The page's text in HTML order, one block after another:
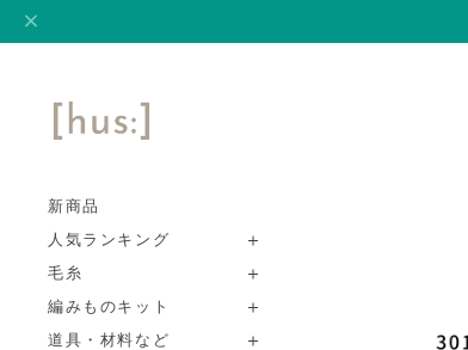
新商品
人気ランキング
毛糸
編みものキット
道具・材料など